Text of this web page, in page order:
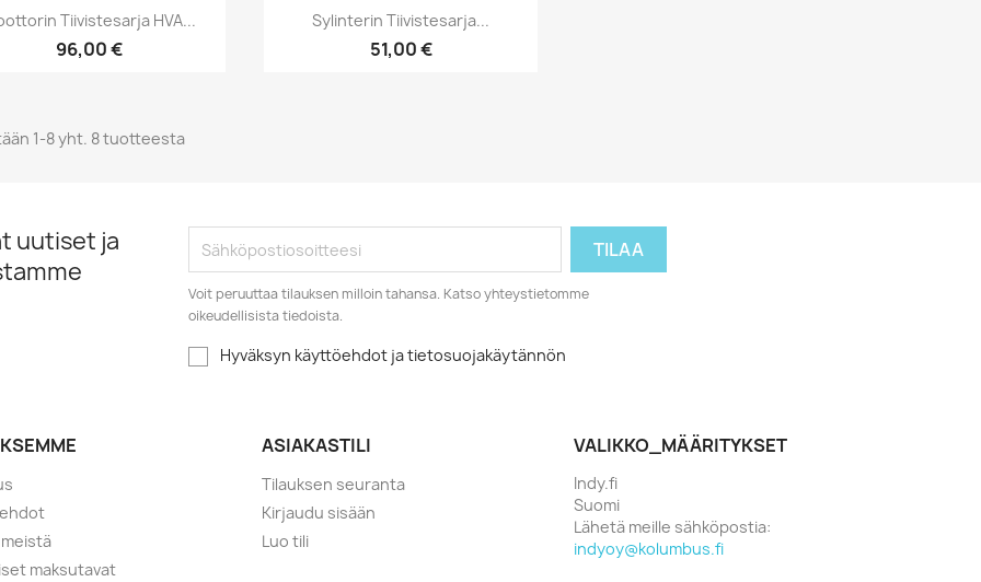
Pikakatselu
Tiivistesarja HVA...
96,00 €
Pikakatselu
Sylinterin Tiivistesarja...
51,00 €
1-8 yht. 8 tuotteesta
uutiset ja
Voit peruuttaa tilauksen milloin tahansa. Katso yhteystietomme
oikeudellisista tiedoista.
Hyväksyn käyttöehdot ja tietosuojakäytännön
maksutavat
ASIAKASTILI
Tilauksen seuranta
Kirjaudu sisään
Luo tili
VALIKKO_MÄÄRITYKSET
Indy.fi
Suomi
Lähetä meille sähköpostia:
indyoy@kolumbus.fi